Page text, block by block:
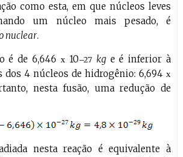
como esta, em que núcleos leves
um núcleo mais pesado, é
nuclear.
é de 6,646 x10–27 kge é inferior à
dos 4 núcleos de hidrogênio: 6,694x
nesta fusão, uma redução de
nesta reação é equivalente à